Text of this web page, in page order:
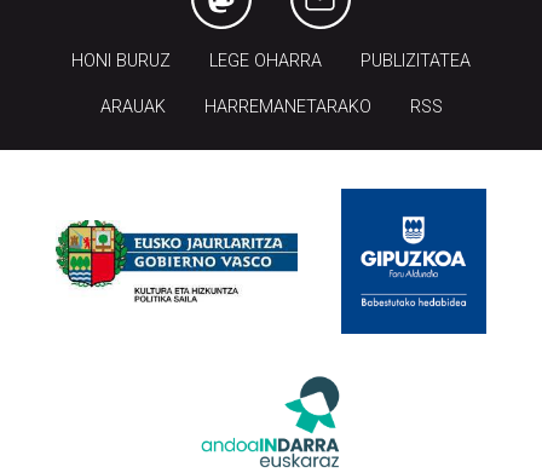
HONI BURUZ LEGE OHARRA PUBLIZITATEA
ARAUAK HARREMANETARAKO RSS